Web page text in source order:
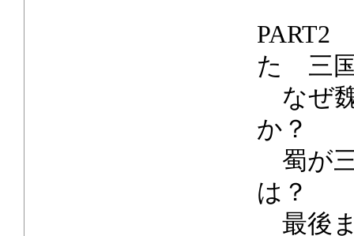
た 三
なぜ
か？
蜀が
は？
最後